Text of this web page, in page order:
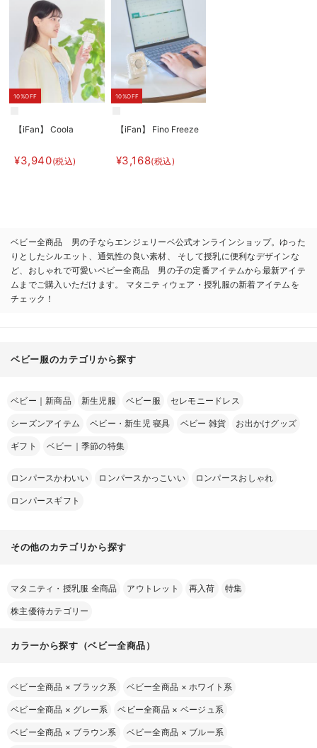
10%OFF
【iFan】 Coola
¥3,940(税込)
10%OFF
【iFan】 Fino Freeze
¥3,168(税込)
ベビー全商品 男の子ならエンジェリーベ公式オンラインショップ。ゆった
りとしたシルエット、通気性の良い素材、 そして授乳に便利なデザインな
ど、おしゃれで可愛いベビー全商品 男の子の定番アイテムから最新アイテ
ムまでご購入いただけます。 マタニティウェア・授乳服の新着アイテムを
チェック！
ベビー服のカテゴリから探す
ベビー｜新商品 新生児服 ベビー服 セレモニードレス
シーズンアイテム ベビー・新生児 寝具 ベビー 雑貨 お出かけグッズ
ギフト ベビー｜季節の特集
ロンパースかわいい ロンパースかっこいい ロンパースおしゃれ
ロンパースギフト
その他のカテゴリから探す
マタニティ・授乳服 全商品 アウトレット 再入荷 特集
株主優待カテゴリー
カラーから探す（ベビー全商品）
ベビー全商品 × ブラック系 ベビー全商品 × ホワイト系
ベビー全商品 × グレー系 ベビー全商品 × ベージュ系
ベビー全商品 × ブラウン系 ベビー全商品 × ブルー系